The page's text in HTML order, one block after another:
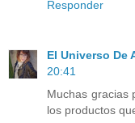
Responder
El Universo De
20:41
Muchas gracias
los productos